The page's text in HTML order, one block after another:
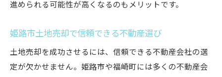
進められる可能性が高くなるのもメリットです。
姫路市土地売却で信頼できる不動産選び
土地売却を成功させるには、信頼できる不動産会社の選
定が欠かせません。姫路市や福崎町には多くの不動産会